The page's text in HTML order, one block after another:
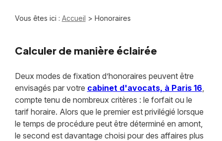
Vous êtes ici : Accueil > Honoraires
Calculer de manière éclairée
Deux modes de fixation d’honoraires peuvent être
envisagés par votre cabinet d'avocats, à Paris 16
compte tenu de nombreux critères : le forfait ou le
tarif horaire. Alors que le premier est privilégié lorsque
le temps de procédure peut être déterminé en amont,
le second est davantage choisi pour des affaires plus